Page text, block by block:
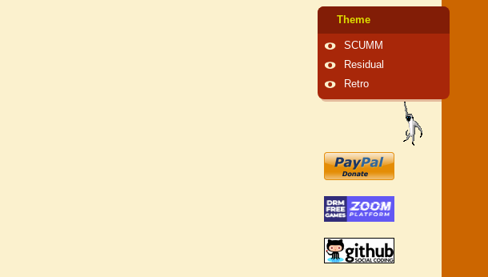
Theme
SCUMM
Residual
Retro